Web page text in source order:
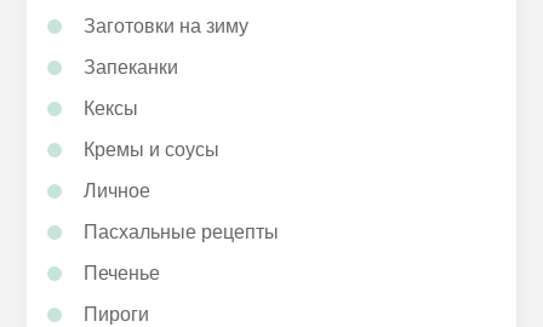
Заготовки на зиму
Запеканки
Кексы
Кремы и соусы
Личное
Пасхальные рецепты
Печенье
Пироги